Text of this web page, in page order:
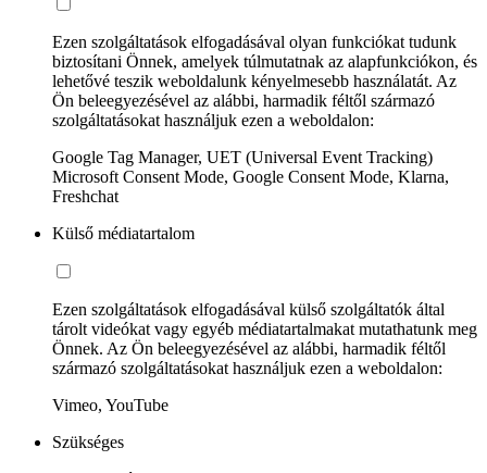
Ezen szolgáltatások elfogadásával olyan funkciókat tudunk
biztosítani Önnek, amelyek túlmutatnak az alapfunkciókon, és
lehetővé teszik weboldalunk kényelmesebb használatát. Az
Ön beleegyezésével az alábbi, harmadik féltől származó
szolgáltatásokat használjuk ezen a weboldalon:
Google Tag Manager, UET (Universal Event Tracking)
Microsoft Consent Mode, Google Consent Mode, Klarna,
Freshchat
Külső médiatartalom
Ezen szolgáltatások elfogadásával külső szolgáltatók által
tárolt videókat vagy egyéb médiatartalmakat mutathatunk meg
Önnek. Az Ön beleegyezésével az alábbi, harmadik féltől
származó szolgáltatásokat használjuk ezen a weboldalon:
Vimeo, YouTube
Szükséges